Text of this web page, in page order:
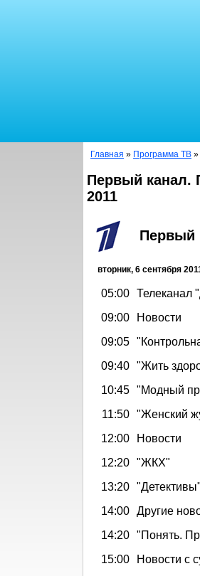
Главная » Программа ТВ »
Первый канал.
2011
Первый
вторник, 6 сентября
05:00 Телеканал
09:00
Новости
09:05
09:40 "Жить
10:45 "Модный
11:50 "Женский
12:00
Новости
12:20 "ЖКХ"
13:20 "Детективы"
14:00 Другие
14:20 "Понять.
15:00
Новости с